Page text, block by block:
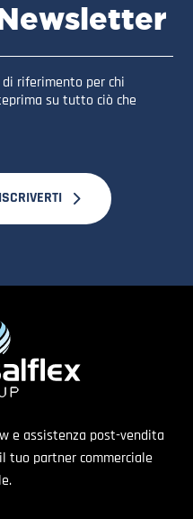
riferimento per chi
su tutto ciò che
e assistenza post-vendita
tuo partner commerciale